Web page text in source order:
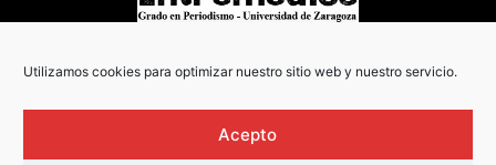
Utilizamos cookies para optimizar nuestro sitio web y nuestro servicio.
Acepto